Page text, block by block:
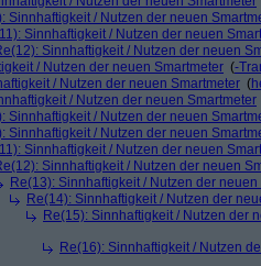
Sinnhaftigkeit / Nutzen der neuen
Sinnhaftigkeit / Nutzen der neuen
Sinnhaftigkeit / Nutzen der neuen
/ Nutzen der neuen Smartmeter (-
/ Nutzen der neuen Smartmeter (
/ Nutzen der neuen Smartmeter
Sinnhaftigkeit / Nutzen der neuen
Sinnhaftigkeit / Nutzen der neuen
Sinnhaftigkeit / Nutzen der neuen
Sinnhaftigkeit / Nutzen der neuen
Re(13): Sinnhaftigkeit / Nutzen der neuen
Re(14): Sinnhaftigkeit / Nutzen der
Re(15): Sinnhaftigkeit / Nutzen der
Re(16): Sinnhaftigkeit / Nutzen